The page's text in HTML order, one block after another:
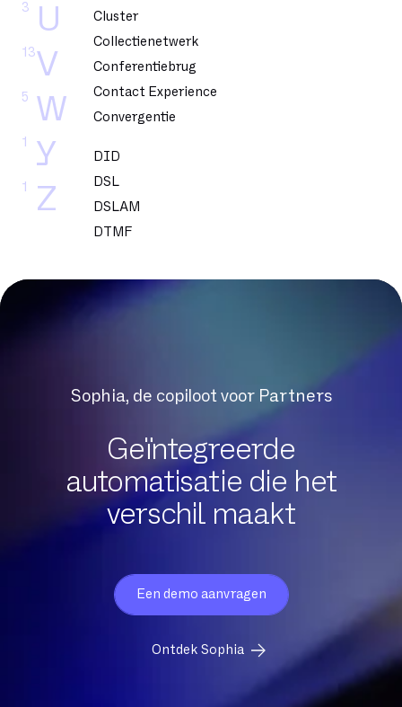
U
3
V
13
W
5
Y
1
Z
1
Cluster
Collectienetwerk
Conferentiebrug
Contact Experience
Convergentie
DID
DSL
DSLAM
DTMF
Dedicated glasvezel
Downloadsnelheid
Exchange Online
FTP
Firewall per sessie
Gedeelde glasvezel
Sophia, de copiloot voor Partners
Geïntegreerde
automatisatie die het
verschil maakt
Een demo aanvragen
Ontdek Sophia